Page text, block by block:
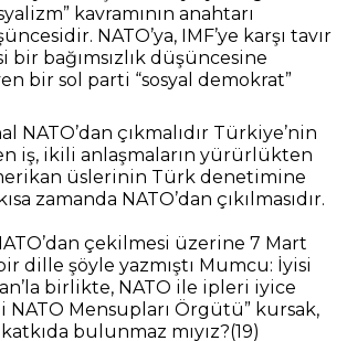
kavramının anahtarı
NATO’ya, IMF’ye karşı tavır
bir bağımsızlık düşüncesine
bir sol parti “sosyal demokrat”
NATO’dan çıkmalıdır Türkiye’nin
iş, ikili anlaşmaların yürürlükten
üslerinin Türk denetimine
zamanda NATO’dan çıkılmasıdır.
çekilmesi üzerine 7 Mart
dille şöyle yazmıştı Mumcu: İyisi
birlikte, NATO ile ipleri iyice
NATO Mensupları Örgütü” kursak,
bulunmaz mıyız?(19)